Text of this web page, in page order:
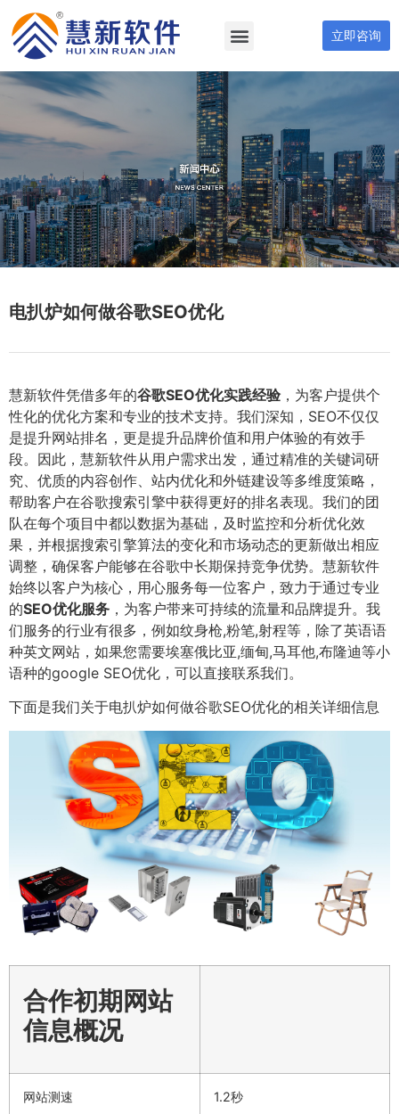
立即咨询
电扒炉如何做谷歌SEO优化
慧新软件凭借多年的谷歌SEO优化实践经验 ，为客户提供个
性化的优化方案和专业的技术支持。我们深知，SEO不仅仅
是提升网站排名，更是提升品牌价值和用户体验的有效手
段。因此，慧新软件从用户需求出发，通过精准的关键词研
究、优质的内容创作、站内优化和外链建设等多维度策略，
帮助客户在谷歌搜索引擎中获得更好的排名表现。我们的团
队在每个项目中都以数据为基础，及时监控和分析优化效
果，并根据搜索引擎算法的变化和市场动态的更新做出相应
调整，确保客户能够在谷歌中长期保持竞争优势。慧新软件
始终以客户为核心，用心服务每一位客户，致力于通过专业
的SEO优化服务 ，为客户带来可持续的流量和品牌提升。我
们服务的行业有很多，例如纹身枪,粉笔,射程等，除了英语语
种英文网站，如果您需要埃塞俄比亚,缅甸,马耳他,布隆迪等小
语种的google SEO优化，可以直接联系我们。
下面是我们关于电扒炉如何做谷歌SEO优化的相关详细信息
合作初期网站
信息概况
网站测速 1.2秒